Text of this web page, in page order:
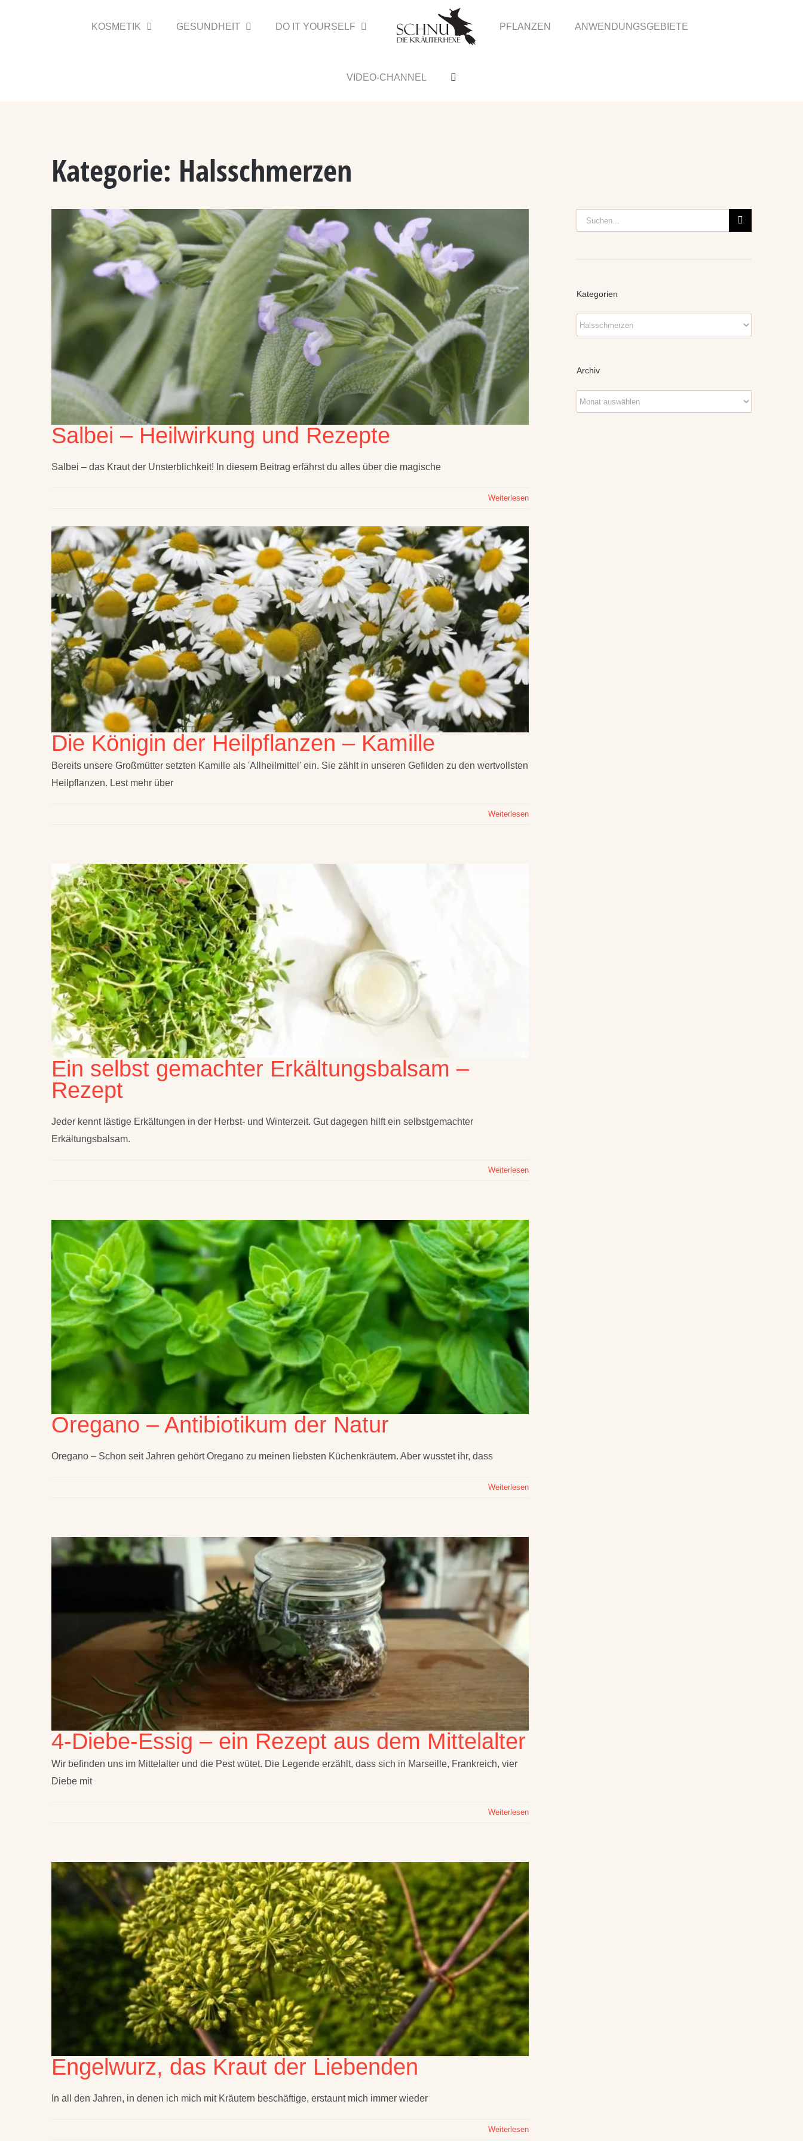
KOSMETIK GESUNDHEIT DO IT YOURSELF PFLANZEN ANWENDUNGSGEBIETE
VIDEO-CHANNEL
Kategorie: Halsschmerzen
Salbei – Heilwirkung und Rezepte
Salbei – das Kraut der Unsterblichkeit! In diesem Beitrag erfährst du alles über die magische
Weiterlesen
Die Königin der Heilpflanzen – Kamille
Bereits unsere Großmütter setzten Kamille als 'Allheilmittel' ein. Sie zählt in unseren Gefilden zu den wertvollsten
Heilpflanzen. Lest mehr über
Weiterlesen
Ein selbst gemachter Erkältungsbalsam –
Rezept
Jeder kennt lästige Erkältungen in der Herbst- und Winterzeit. Gut dagegen hilft ein selbstgemachter
Erkältungsbalsam.
Weiterlesen
Oregano – Antibiotikum der Natur
Oregano – Schon seit Jahren gehört Oregano zu meinen liebsten Küchenkräutern. Aber wusstet ihr, dass
Weiterlesen
4-Diebe-Essig – ein Rezept aus dem Mittelalter
Wir befinden uns im Mittelalter und die Pest wütet. Die Legende erzählt, dass sich in Marseille, Frankreich, vier
Diebe mit
Weiterlesen
Engelwurz, das Kraut der Liebenden
In all den Jahren, in denen ich mich mit Kräutern beschäftige, erstaunt mich immer wieder
Weiterlesen
Suche
nach:
Kategorien
Kategorien
Archiv
Archiv